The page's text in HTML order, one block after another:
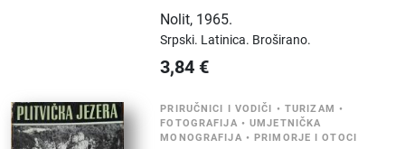
Nolit, 1965.
Srpski. Latinica. Broširano.
3,84 €
PRIRUČNICI I VODIČI • TURIZAM •
FOTOGRAFIJA •UMJETNIČKA
MONOGRAFIJA •PRIMORJE I OTOCI